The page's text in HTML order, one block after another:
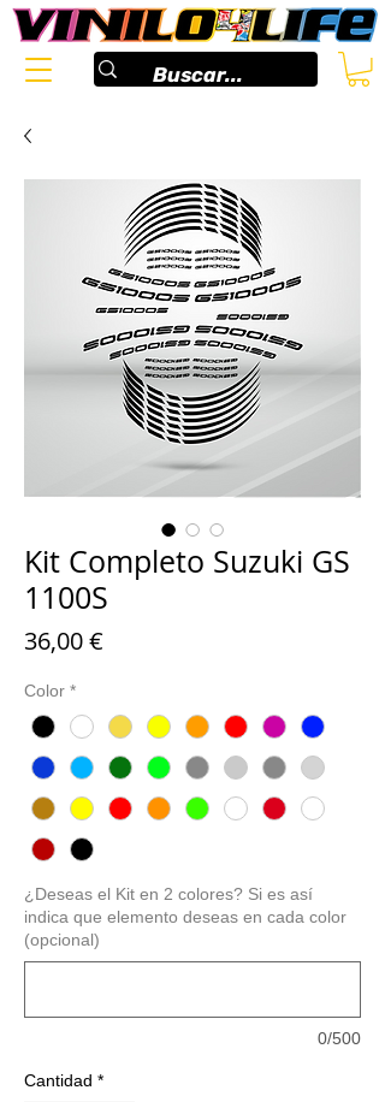
Kit Completo Suzuki GS
1100S
36,00 €
Color *
¿Deseas el Kit en 2 colores? Si es así
indica que elemento deseas en cada color
(opcional)
0/500
Cantidad *